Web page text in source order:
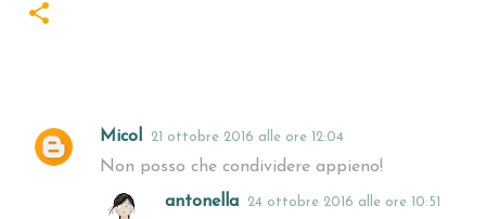
C
Micol 21 ottobre 2016 alle ore 12:04
Non posso che condividere appieno!
antonella 24 ottobre 2016 alle ore 10:51